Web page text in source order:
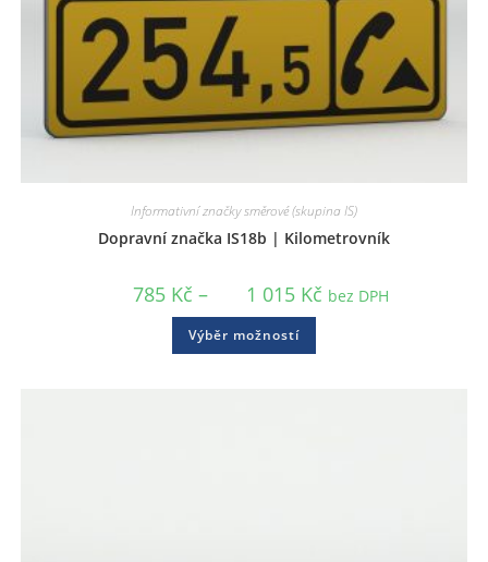
Informativní značky směrové (skupina IS)
Dopravní značka IS18b | Kilometrovník
785 Kč – 1 015 Kč bez DPH
Výběr možností